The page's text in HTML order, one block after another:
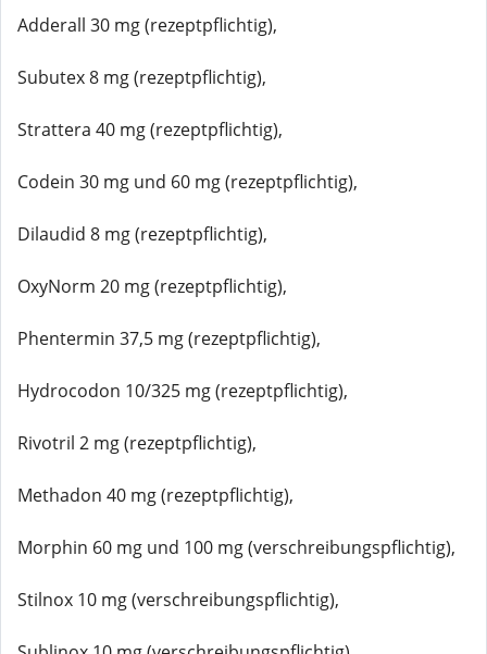
Adderall 30 mg (rezeptpflichtig),
Subutex 8 mg (rezeptpflichtig),
Strattera 40 mg (rezeptpflichtig),
Codein 30 mg und 60 mg (rezeptpflichtig),
Dilaudid 8 mg (rezeptpflichtig),
OxyNorm 20 mg (rezeptpflichtig),
Phentermin 37,5 mg (rezeptpflichtig),
Hydrocodon 10/325 mg (rezeptpflichtig),
Rivotril 2 mg (rezeptpflichtig),
Methadon 40 mg (rezeptpflichtig),
Morphin 60 mg und 100 mg (verschreibungspflichtig),
Stilnox 10 mg (verschreibungspflichtig),